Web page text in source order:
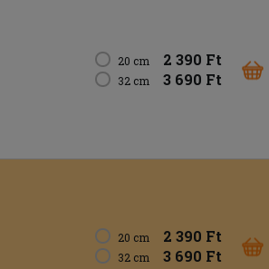
20 cm 2 390 Ft
32 cm 3 690 Ft
20 cm 2 390 Ft
32 cm 3 690 Ft